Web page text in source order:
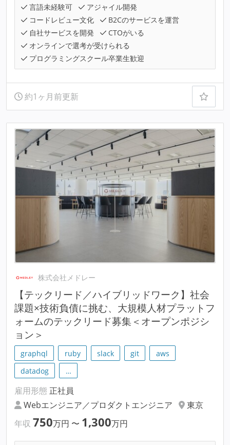
言語未経験可
アジャイル開発
コードレビュー文化
B2Cのサービスを運営
自社サービスを開発
CTOがいる
オンラインで選考が受けられる
プログラミングスクール卒業生歓迎
約1ヶ月前更新
株式会社メドレー
【テックリード／ハイブリッドワーク】社会
課題×技術負債に挑む、大規模人材プラットフ
ォームのテックリード募集＜オープンポジシ
ョン＞
graphql ruby slack git
aws
datadog
…
雇用形態 正社員
Webエンジニア／プロダクトエンジニア
東京
年収 750万円 〜 1,300万円